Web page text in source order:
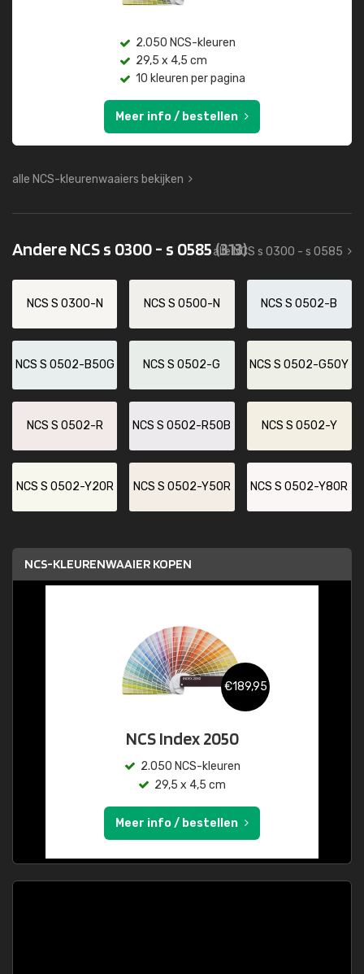
2.050 NCS-kleuren
29,5 x 4,5 cm
10 kleuren per pagina
Meer info / bestellen
alle NCS-kleurenwaaiers bekijken
Andere NCS s 0300 - s 0585(313)
alle NCS s 0300 - s 0585
NCS S 0300-N NCS S 0500-N NCS S 0502-B
NCS S 0502-B50G NCS S 0502-G NCS S 0502-G50Y
NCS S 0502-R NCS S 0502-R50B NCS S 0502-Y
NCS S 0502-Y20R NCS S 0502-Y50R NCS S 0502-Y80R
NCS-KLEURENWAAIER KOPEN
€189,95
NCS Index 2050
2.050 NCS-kleuren
29,5 x 4,5 cm
Meer info / bestellen